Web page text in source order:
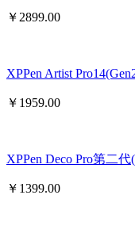
￥2899.00
XPPen Artist
￥ 1959.00
XPPen Deco Pro第二
￥ 1399.00